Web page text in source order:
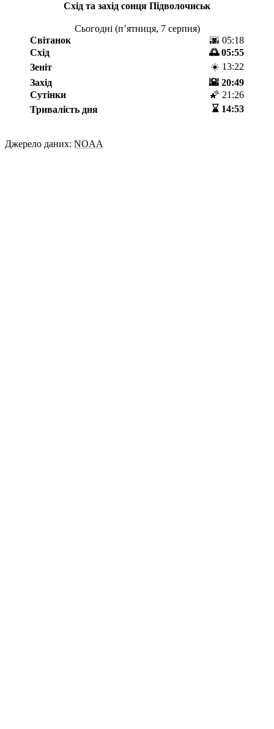
Схід та захід сонця Підволочиськ
Сьогодні (пʼятниця, 7 серпня)
Світанок
🌆 05:18
Схід
🌅 05:55
Зеніт
☀️ 13:22
Захід
🌇 20:49
Сутінки
🌠 21:26
Тривалість дня
⌛️ 14:53
Джерело даних: NOAA